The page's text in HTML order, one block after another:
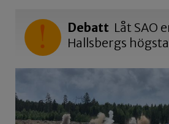
Debatt Låt SAO
Hallsbergs